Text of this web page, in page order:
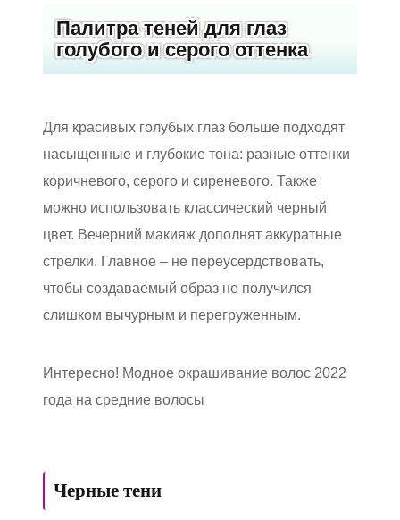
Палитра теней для глаз
голубого и серого оттенка
Для красивых голубых глаз больше подходят
насыщенные и глубокие тона: разные оттенки
коричневого, серого и сиреневого. Также
можно использовать классический черный
цвет. Вечерний макияж дополнят аккуратные
стрелки. Главное – не переусердствовать,
чтобы создаваемый образ не получился
слишком вычурным и перегруженным.
Интересно! Модное окрашивание волос 2022
года на средние волосы
Черные тени